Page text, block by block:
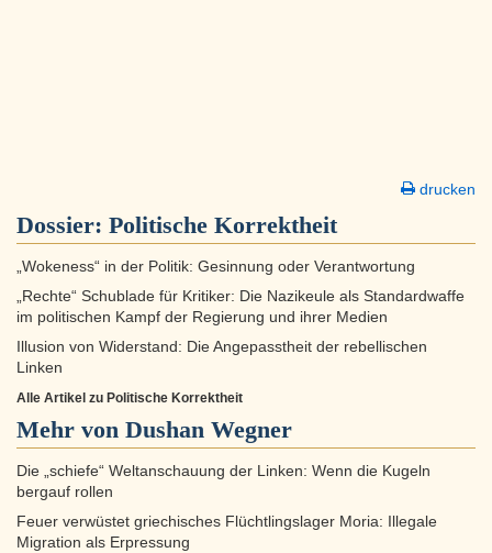
drucken
Dossier: Politische Korrektheit
„Wokeness“ in der Politik: Gesinnung oder Verantwortung
„Rechte“ Schublade für Kritiker: Die Nazikeule als Standardwaffe
im politischen Kampf der Regierung und ihrer Medien
Illusion von Widerstand: Die Angepasstheit der rebellischen
Linken
Alle Artikel zu Politische Korrektheit
Mehr von Dushan Wegner
Die „schiefe“ Weltanschauung der Linken: Wenn die Kugeln
bergauf rollen
Feuer verwüstet griechisches Flüchtlingslager Moria: Illegale
Migration als Erpressung